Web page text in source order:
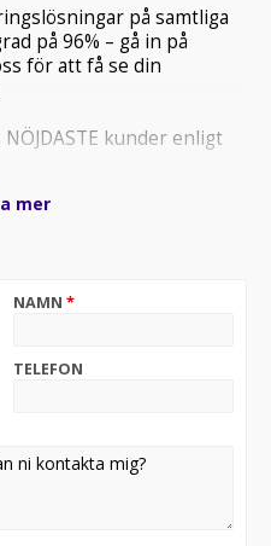
på samtliga
på 96% – gå in på
för att få se din
kunder enligt
är en smidig och
Med 100 hk
motorn får du en
ditt besök för att
då den kan vara
eller reserverad*
mer
NAMN *
TELEFON